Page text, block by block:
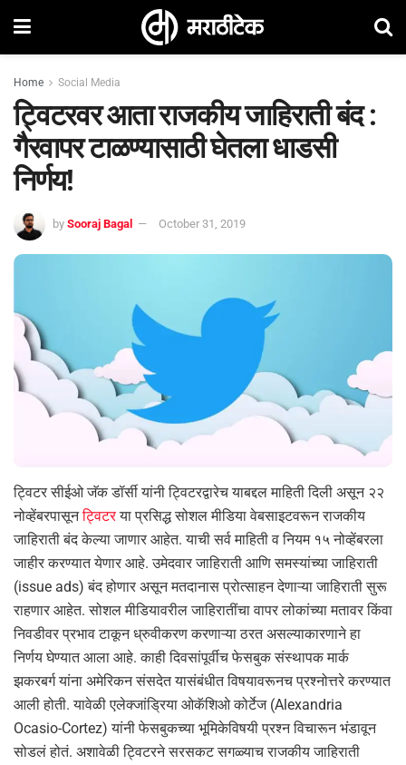
Home Social Media
ट्विटरवर आता राजकीय जाहिराती बंद :
गैरवापर टाळण्यासाठी घेतला धाडसी
निर्णय!
by Sooraj Bagal October 31, 2019
ट्विटर सीईओ जॅक डॉर्सी यांनी ट्विटरद्वारेच याबद्दल माहिती दिली असून २२
नोव्हेंबरपासूनट्विटरया प्रसिद्ध सोशल मीडिया वेबसाइटवरून राजकीय
जाहिराती बंद केल्या जाणार आहेत. याची सर्व माहिती व नियम १५ नोव्हेंबरला
जाहीर करण्यात येणार आहे. उमेदवार जाहिराती आणि समस्यांच्या जाहिराती
(issue ads) बंद होणार असून मतदानास प्रोत्साहन देणाऱ्या जाहिराती सुरू
राहणार आहेत. सोशल मीडियावरील जाहिरातींचा वापर लोकांच्या मतावर किंवा
निवडीवर प्रभाव टाकून ध्रुवीकरण करणाऱ्या ठरत असल्याकारणाने हा
निर्णय घेण्यात आला आहे. काही दिवसांपूर्वीच फेसबुक संस्थापक मार्क
झकरबर्ग यांना अमेरिकन संसदेत यासंबंधीत विषयावरूनच प्रश्नोत्तरे करण्यात
आली होती. यावेळी एलेक्जांड्रिया ओकॅशिओ कोर्टेज (Alexandria
Ocasio-Cortez) यांनी फेसबुकच्या भूमिकेविषयी प्रश्न विचारून भंडावून
सोडलं होतं. अशावेळी ट्विटरने सरसकट सगळ्याच राजकीय जाहिराती